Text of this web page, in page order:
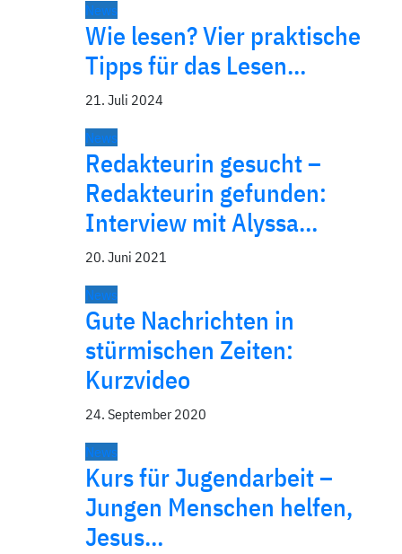
News
Wie lesen? Vier praktische
Tipps für das Lesen…
21. Juli 2024
News
Redakteurin gesucht –
Redakteurin gefunden:
Interview mit Alyssa…
20. Juni 2021
News
Gute Nachrichten in
stürmischen Zeiten:
Kurzvideo
24. September 2020
News
Kurs für Jugendarbeit –
Jungen Menschen helfen,
Jesus…